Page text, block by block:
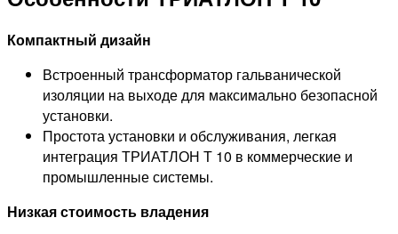
Компактный дизайн
Встроенный трансформатор гальванической
изоляции на выходе для максимально безопасной
установки.
Простота установки и обслуживания, легкая
интеграция ТРИАТЛОН Т 10 в коммерческие и
промышленные системы.
Низкая стоимость владения